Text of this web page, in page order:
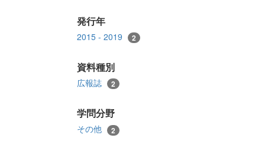
発行年
2015 - 2019 2
資料種別
広報誌 2
学問分野
その他 2